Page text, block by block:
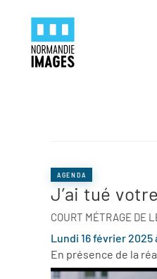
Skip to main content
AGENDA
J’ai tué
COURT MÉTRAGE DE
Lundi 16 février 2025
En présence de la